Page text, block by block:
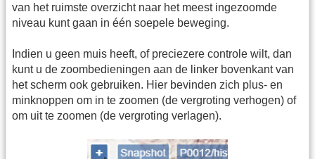
van het ruimste overzicht naar het meest ingezoomde
niveau kunt gaan in één soepele beweging.
Indien u geen muis heeft, of preciezere controle wilt, dan
kunt u de zoombedieningen aan de linker bovenkant van
het scherm ook gebruiken. Hier bevinden zich plus- en
minknoppen om in te zoomen (de vergroting verhogen) of
om uit te zoomen (de vergroting verlagen).